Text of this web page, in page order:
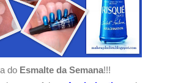
do Esmalte da Semana!!!